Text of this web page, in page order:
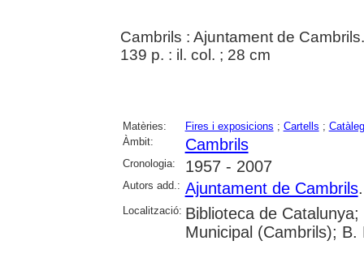
Cambrils : Ajuntament de
139 p. : il. col. ; 28 cm
Matèries: Fires i exposicions ; Cartells ;
Àmbit:
Cambrils
Cronologia: 1957 - 2007
Autors add.: Ajuntament de Cambrils
Localització: Biblioteca de
Municipal (Cambrils); B.